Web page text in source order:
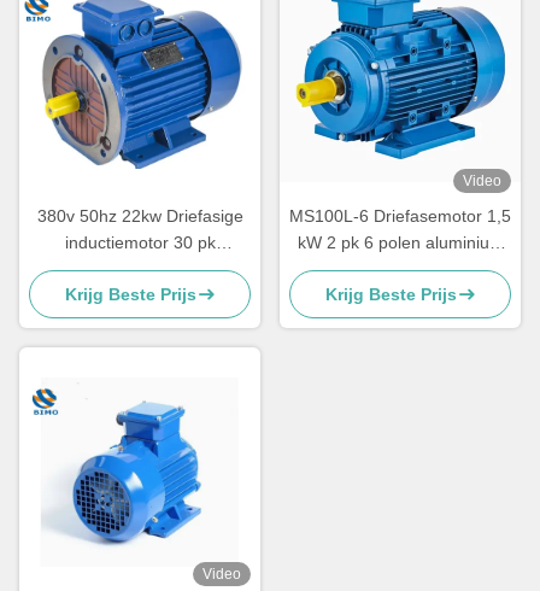
380v 50hz 22kw Driefasige
inductiemotor 30 pk
Elektrische motor
Krijg Beste Prijs
Video
MS100L-6 Driefasemotor 1,5
kW 2 pk 6 polen aluminium
motor met behuizing MS-
serie
Krijg Beste Prijs
Video